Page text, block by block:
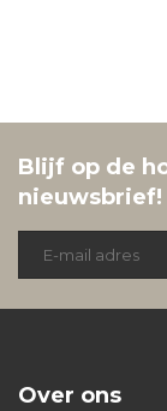
Blijf op de
nieuwsbrief!
Over ons